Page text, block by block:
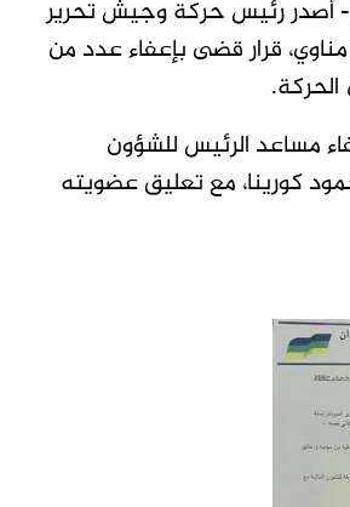
أصدر رئيس حركة وجيش تحرير
قرار قضى بإعفاء عدد من
مساعد الرئيس للشؤون
كورينا، مع تعليق عضويته